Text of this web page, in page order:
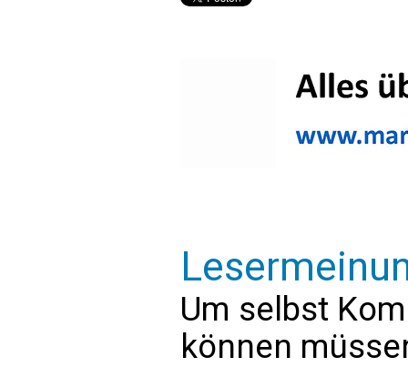
Um selbst
können